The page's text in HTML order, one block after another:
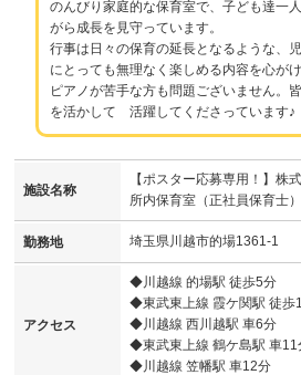
のんびり家庭的な保育室で、子ども達一
がら成長を見守っています。
行事は日々の保育の延長となるような、
にとっても無理なく楽しめる内容を心が
ピアノが苦手な方も問題ございません。
を活かして 活躍してくださっています♪
施設名称
【ポスター応募専用！】株
所内保育室（正社員保育士）
勤務地 埼玉県川越市的場1361-1
アクセス
◆川越線 的場駅 徒歩5分
◆東武東上線 霞ケ関駅 徒歩
◆川越線 西川越駅 車6分
◆東武東上線 鶴ケ島駅 車11
◆川越線 笠幡駅 車12分